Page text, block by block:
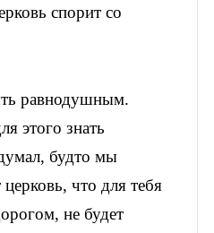
спорит со
равнодушным.
этого знать
будто мы
что для тебя
не будет